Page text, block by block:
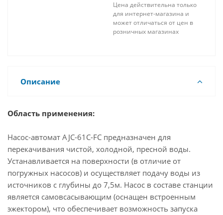
Цена действительна только
для интернет-магазина и
может отличаться от цен в
розничных магазинах
Описание
Область применения:
Насос-автомат AJC-61C-FC предназначен для
перекачивания чистой, холодной, пресной воды.
Устанавливается на поверхности (в отличие от
погружных насосов) и осуществляет подачу воды из
источников с глубины до 7,5м. Насос в составе станции
является самовсасывающим (оснащен встроенным
эжектором), что обеспечивает возможность запуска